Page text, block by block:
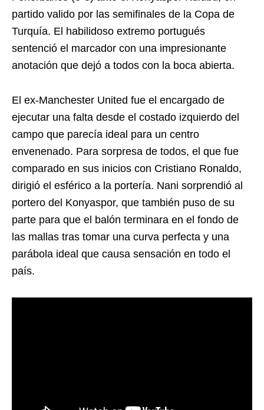
partido valido por las semifinales de la Copa de
Turquía. El habilidoso extremo portugués
sentenció el marcador con una impresionante
anotación que dejó a todos con la boca abierta.
El ex-Manchester United fue el encargado de
ejecutar una falta desde el costado izquierdo del
campo que parecía ideal para un centro
envenenado. Para sorpresa de todos, el que fue
comparado en sus inicios con Cristiano Ronaldo,
dirigió el esférico a la portería. Nani sorprendió al
portero del Konyaspor, que también puso de su
parte para que el balón terminara en el fondo de
las mallas tras tomar una curva perfecta y una
parábola ideal que causa sensación en todo el
país.